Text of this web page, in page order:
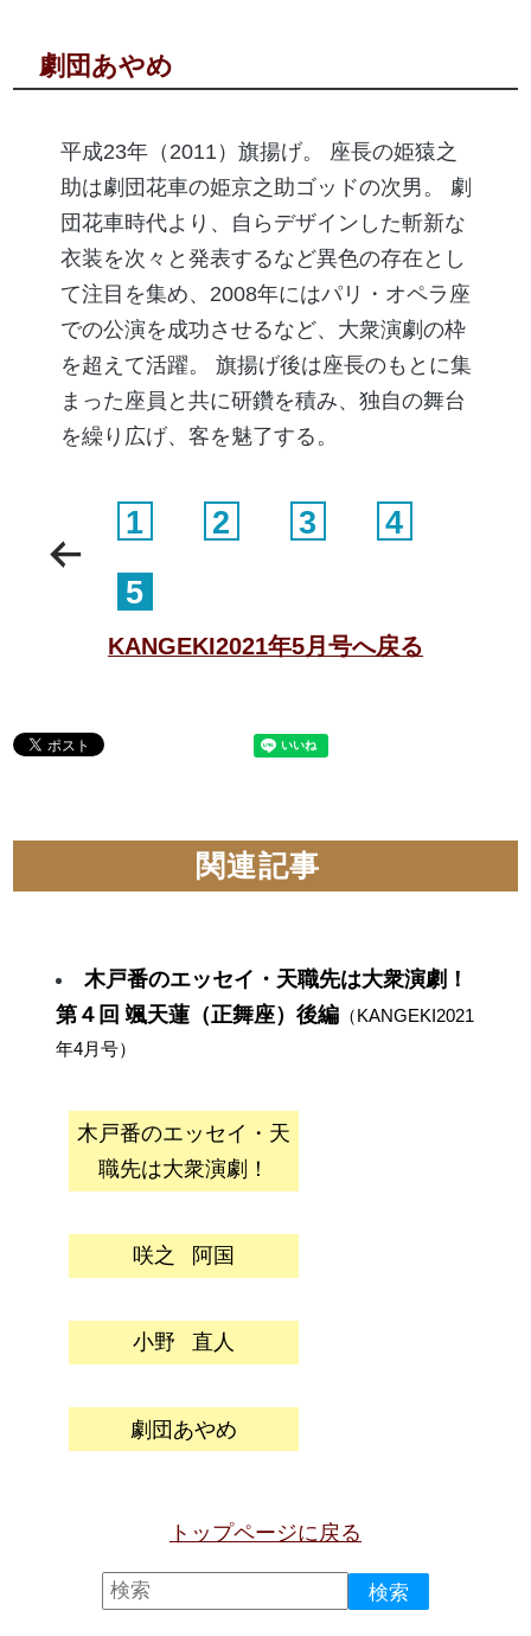
劇団あやめ
平成23年（2011）旗揚げ。 座長の姫猿之
助は劇団花車の姫京之助ゴッドの次男。 劇
団花車時代より、自らデザインした斬新な
衣装を次々と発表するなど異色の存在とし
て注目を集め、2008年にはパリ・オペラ座
での公演を成功させるなど、大衆演劇の枠
を超えて活躍。 旗揚げ後は座長のもとに集
まった座員と共に研鑽を積み、独自の舞台
を繰り広げ、客を魅了する。
1 2 3
4
5
KANGEKI2021年5月号へ戻る
関連記事
木戸番のエッセイ・天職先は大衆演劇！
第４回 颯天蓮（正舞座）後編 （KANGEKI2021
年4月号）
木戸番のエッセイ・天
職先は大衆演劇！
咲之 阿国
小野 直人
劇団あやめ
トップページに戻る